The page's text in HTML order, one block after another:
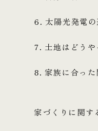
6. 太陽光発電の
7. 土地はどうや
8. 家族に合った
家づくりに関す